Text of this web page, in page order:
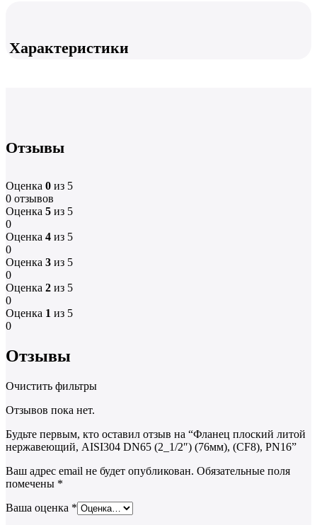
Характеристики
Отзывы
Оценка 0 из 5
0 отзывов
Оценка 5 из 5
0
Оценка 4 из 5
0
Оценка 3 из 5
0
Оценка 2 из 5
0
Оценка 1 из 5
0
Отзывы
Очистить фильтры
Отзывов пока нет.
Будьте первым, кто оставил отзыв на “Фланец плоский литой
нержавеющий, AISI304 DN65 (2_1/2″) (76мм), (CF8), РN16”
Ваш адрес email не будет опубликован. Обязательные поля
помечены *
Ваша оценка *